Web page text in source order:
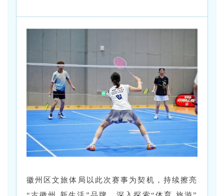
徽州区文旅体局以此次赛事为契机，持续擦亮